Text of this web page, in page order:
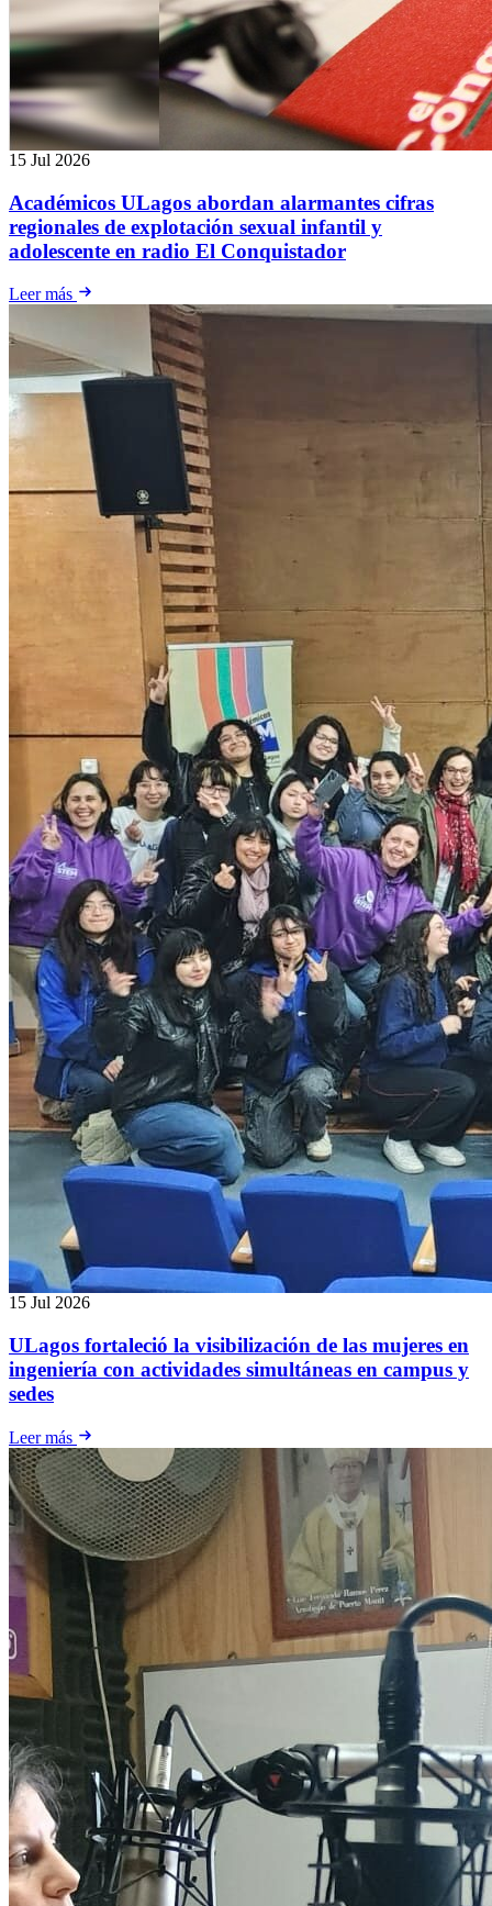
15 Jul 2026
Académicos ULagos abordan alarmantes cifras
regionales de explotación sexual infantil y
adolescente en radio El Conquistador
Leer más
15 Jul 2026
ULagos fortaleció la visibilización de las mujeres en
ingeniería con actividades simultáneas en campus y
sedes
Leer más